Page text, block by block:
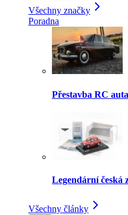
Všechny značky
Poradna
Přestavba RC
Legendární česká
Všechny články